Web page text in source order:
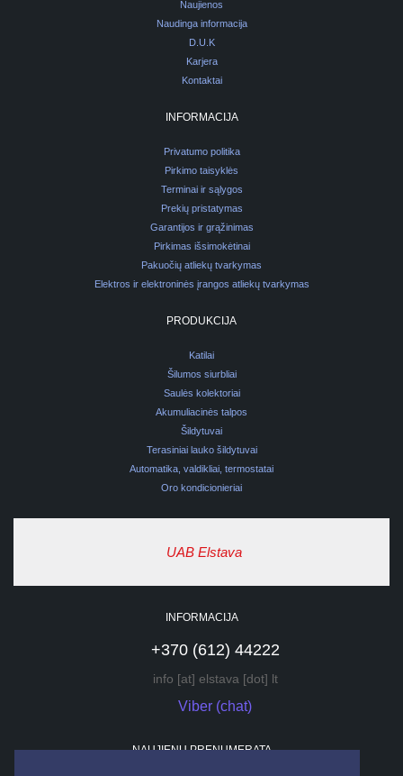
Naujienos
Naudinga informacija
D.U.K
Karjera
Kontaktai
INFORMACIJA
Privatumo politika
Pirkimo taisyklės
Terminai ir sąlygos
Prekių pristatymas
Garantijos ir grąžinimas
Pirkimas išsimokėtinai
Pakuočių atliekų tvarkymas
Elektros ir elektroninės įrangos atliekų tvarkymas
PRODUKCIJA
Katilai
Šilumos siurbliai
Saulės kolektoriai
Akumuliacinės talpos
Šildytuvai
Terasiniai lauko šildytuvai
Automatika, valdikliai, termostatai
Oro kondicionieriai
UAB Elstava
INFORMACIJA
+370 (612) 44222
info [at] elstava [dot] lt
Viber (chat)
NAUJIENŲ PRENUMERATA